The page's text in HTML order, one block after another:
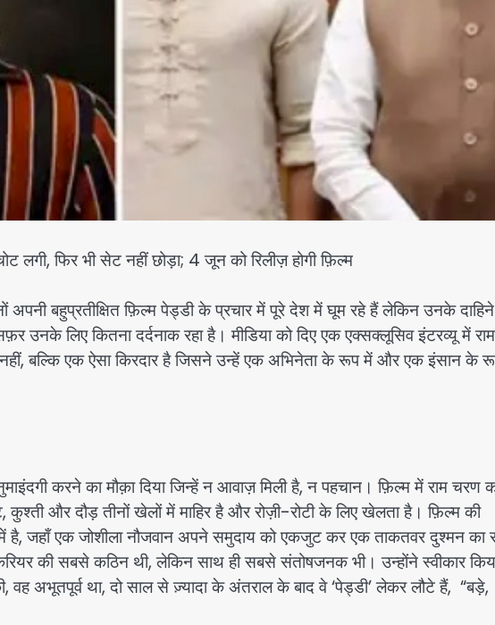
फिर भी सेट नहीं छोड़ा; 4 जून को रिलीज़ होगी फ़िल्म
अपनी बहुप्रतीक्षित फ़िल्म पेड्डी के प्रचार में पूरे देश में घूम रहे हैं लेकिन उनके
उनके लिए कितना दर्दनाक रहा है। मीडिया को दिए एक एक्सक्लूसिव इंटरव्यू में राम
नहीं, बल्कि एक ऐसा किरदार है जिसने उन्हें एक अभिनेता के रूप में और एक इंसान के
करने का मौक़ा दिया जिन्हें न आवाज़ मिली है, न पहचान। फ़िल्म में राम चरण
कुश्ती और दौड़ तीनों खेलों में माहिर है और रोज़ी-रोटी के लिए खेलता है। फ़िल्म की
जहाँ एक जोशीला नौजवान अपने समुदाय को एकजुट कर एक ताकतवर दुश्मन का
की सबसे कठिन थी, लेकिन साथ ही सबसे संतोषजनक भी। उन्होंने स्वीकार
वह अभूतपूर्व था, दो साल से ज़्यादा के अंतराल के बाद वे ‘पेड्डी’ लेकर लौटे हैं, “बड़े,